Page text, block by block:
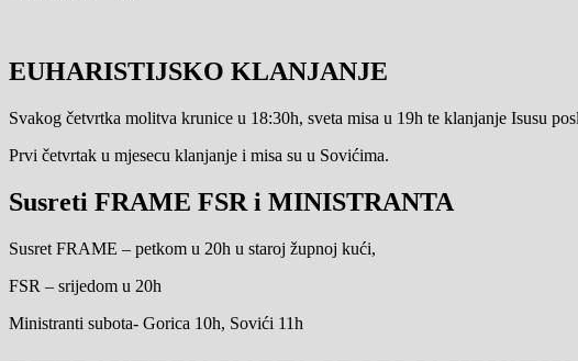
EUHARISTIJSKO KLANJANJE
Svakog četvrtka molitva krunice u 18:30h, sveta misa u 19h te klanjanje Isusu
Prvi četvrtak u mjesecu klanjanje i misa su u Sovićima.
Susreti FRAME FSR i MINISTRANTA
Susret FRAME – petkom u 20h u staroj župnoj kući,
FSR – srijedom u 20h
Ministranti subota- Gorica 10h, Sovići 11h